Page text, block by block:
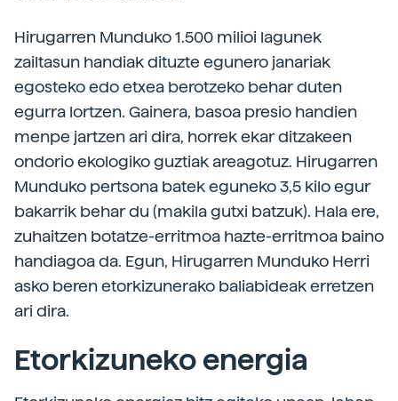
Hirugarren Munduko 1.500 milioi lagunek
zailtasun handiak dituzte egunero janariak
egosteko edo etxea berotzeko behar duten
egurra lortzen. Gainera, basoa presio handien
menpe jartzen ari dira, horrek ekar ditzakeen
ondorio ekologiko guztiak areagotuz. Hirugarren
Munduko pertsona batek eguneko 3,5 kilo egur
bakarrik behar du (makila gutxi batzuk). Hala ere,
zuhaitzen botatze-erritmoa hazte-erritmoa baino
handiagoa da. Egun, Hirugarren Munduko Herri
asko beren etorkizunerako baliabideak erretzen
ari dira.
Etorkizuneko energia